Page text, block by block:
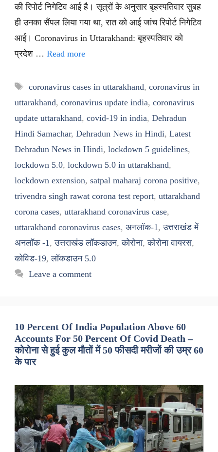
की रिपोर्ट निगेटिव आई है। सूत्रों के अनुसार बृहस्पतिवार सुबह
ही उनका सैंपल लिया गया था, रात को आई जांच रिपोर्ट निगेटिव
आई। Coronavirus in Uttarakhand: बृहस्पतिवार को
प्रदेश … Read more
Tags
coronavirus cases in uttarakhand, coronavirus in
uttarakhand, coronavirus update india, coronavirus
update uttarakhand, covid-19 in india, Dehradun
Hindi Samachar, Dehradun News in Hindi, Latest
Dehradun News in Hindi, lockdown 5 guidelines,
lockdown 5.0, lockdown 5.0 in uttarakhand,
lockdown extension, satpal maharaj corona positive,
trivendra singh rawat corona test report, uttarakhand
corona cases, uttarakhand coronavirus case,
uttarakhand coronavirus cases, अनलॉक-1 ,उत्तराखंड में
अनलॉक -1 ,उत्तराखंड लॉकडाउन,कोरोना,कोरोना वायरस,
कोविड-19,लॉकडाउन 5.0
Leave a comment
10 Percent Of India Population Above 60
Accounts For 50 Percent Of Covid Death –
कोरोना से हुई कुल मौतों में 50 फीसदी मरीजों की उम्र 60
के पार